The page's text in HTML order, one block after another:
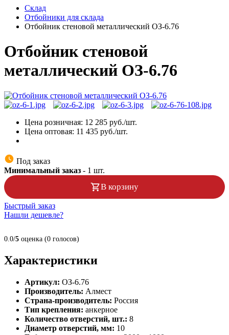
Склад
Отбойники для склада
Отбойник стеновой металлический ОЗ-6.76
Отбойник стеновой
металлический ОЗ-6.76
Цена розничная: 12 285 руб./шт.
Цена оптовая: 11 435 руб./шт.
Под заказ
Минимальный заказ - 1 шт.
В корзину
Быстрый заказ
Нашли дешевле?
0.0/5 оценка (0 голосов)
Характеристики
Артикул: ОЗ-6.76
Производитель: Алмест
Страна-производитель: Россия
Тип крепления: анкерное
Количество отверстий, шт.: 8
Диаметр отверстий, мм: 10